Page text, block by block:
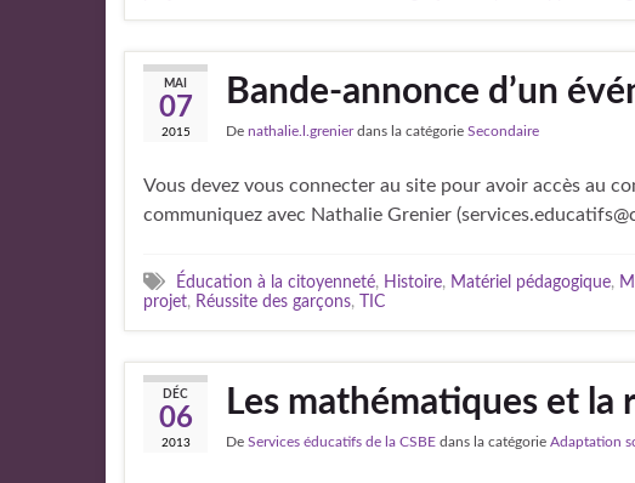
MAI
07
2015
Bande-annonce d’un
De nathalie.l.grenierdans la catégorie Secondaire
Vous devez vous connecter au site pour avoir accès au
communiquez avec Nathalie Grenier
Éducation à la citoyenneté, Histoire, Matériel pédagogique,
projet, Réussite des garçons, TIC
DÉC
06
2013
Les mathématiques et la
De Services éducatifs de la CSBE dans la catégorie Adaptation